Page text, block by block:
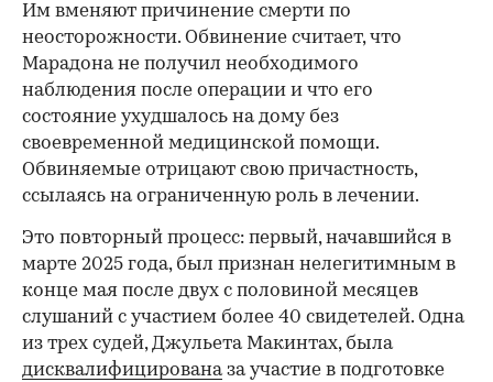
Им вменяют причинение смерти по
неосторожности. Обвинение считает, что
Марадона не получил необходимого
наблюдения после операции и что его
состояние ухудшалось на дому без
своевременной медицинской помощи.
Обвиняемые отрицают свою причастность,
ссылаясь на ограниченную роль в лечении.
Это повторный процесс: первый, начавшийся в
марте 2025 года, был признан нелегитимным в
конце мая после двух с половиной месяцев
слушаний с участием более 40 свидетелей. Одна
из трех судей, Джульета Макинтах, была
дисквалифицированаза участие в подготовке